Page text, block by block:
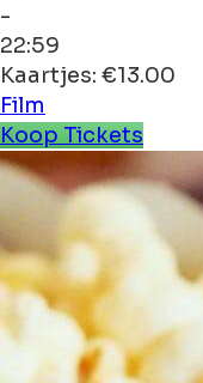
-
22:59
Kaartjes: €13.00
Film
Koop Tickets